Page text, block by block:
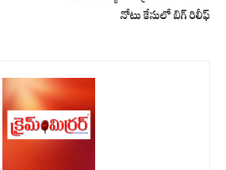
నోటు కేసులో బిగ్ రిలీఫ్